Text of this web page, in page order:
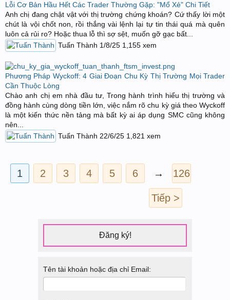
Lỗi Cơ Bản Hầu Hết Các Trader Thường Gặp: "Mổ Xẻ" Chi Tiết
Anh chị đang chật vật với thị trường chứng khoán? Cứ thấy lời một
chút là vội chốt non, rồi thắng vài lệnh lại tự tin thái quá mà quên
luôn cả rủi ro? Hoặc thua lỗ thì sợ sệt, muốn gỡ gạc bất...
Tuấn Thành 1/8/25 1,155 xem
Phương Pháp Wyckoff: 4 Giai Đoạn Chu Kỳ Thị Trường Mọi Trader
Cần Thuộc Lòng
Chào anh chị em nhà đầu tư, Trong hành trình hiểu thị trường và
đồng hành cùng dòng tiền lớn, việc nắm rõ chu kỳ giá theo Wyckoff
là một kiến thức nền tảng mà bất kỳ ai áp dụng SMC cũng không
nên...
Tuấn Thành 22/6/25 1,821 xem
1 2 3 4 5 6 → 126
Tiếp >
Đăng ký!
Tên tài khoản hoặc địa chỉ Email: